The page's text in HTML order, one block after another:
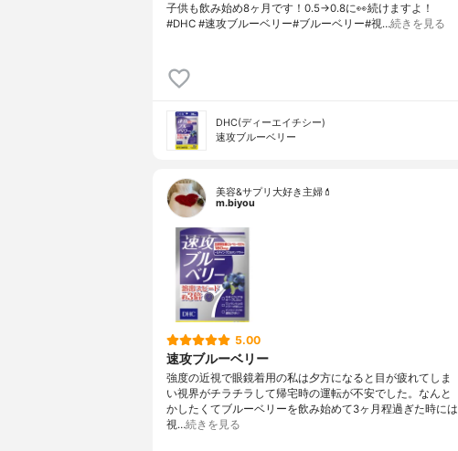
子供も飲み始め8ヶ月です！0.5→0.8に👀続けますよ！
#DHC #速攻ブルーベリー#ブルーベリー#視…続きを見る
DHC(ディーエイチシー)
速攻ブルーベリー
美容&サプリ大好き主婦💄
m.biyou
5.00
速攻ブルーベリー
強度の近視で眼鏡着用の私は夕方になると目が疲れてしま
い視界がチラチラして帰宅時の運転が不安でした。なんと
かしたくてブルーベリーを飲み始めて3ヶ月程過ぎた時には
視…続きを見る